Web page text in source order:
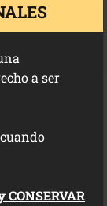
a ser